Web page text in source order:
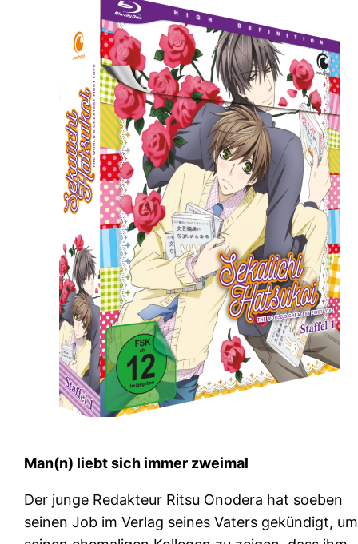
Man(n) liebt sich immer zweimal
Der junge Redakteur Ritsu Onodera hat soeben
seinen Job im Verlag seines Vaters gekündigt, um